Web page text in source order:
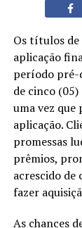
Os títulos de
aplicação
período pré-
de cinco
uma vez que
aplicação.
promessas
prêmios,
acrescido de
fazer
As chances